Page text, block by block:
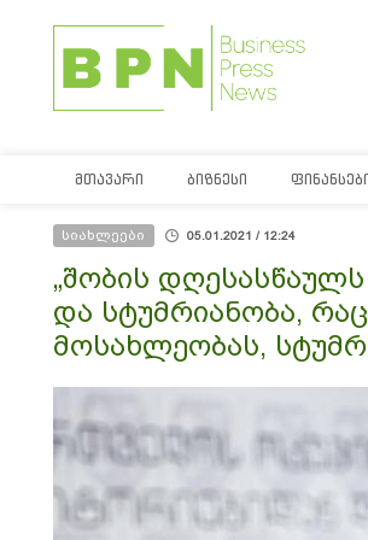
ᲛᲗᲐᲕᲐᲠᲘ ᲑᲘᲖᲜᲔᲡᲘ
სიახლეები 05.01.2021 / 12:24
„შობის
და სტუმრიანობა,
მოსახლეობას,